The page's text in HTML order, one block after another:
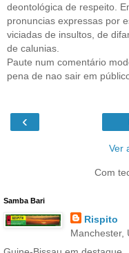
deontológica de respeito.
pronuncias expressas por
viciadas de insultos, de
de calunias.
Paute num comentário
pena de nao sair em
‹
Ver
Com
Samba Bari
Rispito
Manchester,